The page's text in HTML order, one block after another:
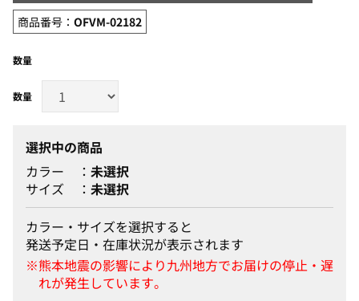
商品番号： OFVM-02182
数量
選択中の商品
カラー
未選択
サイズ
未選択
カラー・サイズを選択すると
発送予定日・在庫状況が表示されます